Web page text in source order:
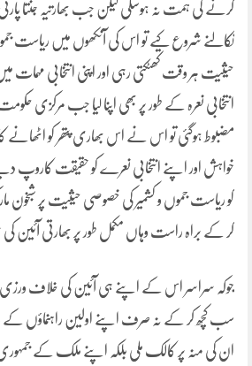
کرنے کی ہمت نہ ہوسکی لیکن جب بھارتیہ جنتا
نکالنے شروع کیے تو اس کی آنکھوں میں ریاست
حیثیت ہر وقت کھٹکتی رہی اور اپنی انتخابی مہمات
انتخابی نعرہ کے طور پر بھی اپنا لیا جب مرکزی
مضبوط ہوگئی تو اس نے اس بھاری پتھر کو اٹھانے کا
کو ریاست جموں و کشمیر کی خصوصی حیثیت پر شبخون
کر کے براہ راست وہاں مکمل طور پر بھارتی آئین کی
جوکہ سراسر اس کے اپنے ہی آئین کی خلاف
سب کچھ کر کے نہ صرف اپنے اولین راہنماؤں
ان کی منہ پر کالک ملی بلکہ اپنے ملک کے